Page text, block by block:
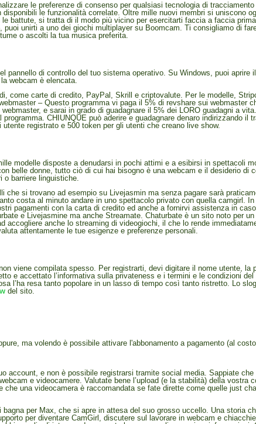
le preferenze di consenso per qualsiasi tecnologia di
le funzionalità correlate. Oltre mille nuovi membri si uniscono
battute, si tratta di il modo più vicino per esercitarti faccia a faccia
unirti a uno dei giochi multiplayer su Boomcam. Ti consigliamo di
o ascolti la tua musica preferita.
pannello di controllo del tuo sistema operativo. Su Windows, puoi
webcam è elencata.
come carte di credito, PayPal, Skrill e criptovalute. Per le modelle,
– Questo programma vi paga il 5% di revshare sui
e sarai in grado di guadagnare il 5% dei LORO guadagni a
CHIUNQUE può aderire e guadagnare denaro indirizzando
registrato e 500 token per gli utenti che creano live show.
modelle disposte a denudarsi in pochi attimi e a esibirsi in spettacoli
belle donne, tutto ciò di cui hai bisogno è una webcam e il desiderio di
o barriere linguistiche.
che si trovano ad esempio su Livejasmin ma senza pagare sarà
costa al minuto andare in uno spettacolo privato con quella camgirl.
pagamenti con la carta di credito ed anche a fornirvi assistenza in
e Livejasmine ma anche Streamate. Chaturbate è un sito noto per
accogliere anche lo streaming di videogiochi, il che lo rende
attentamente le tue esigenze e preferenze personali.
viene compilata spesso. Per registrarti, devi digitare il nome utente,
e accettato l’informativa sulla privateness e i termini e le condizioni
l’ha resa tanto popolare in un lasso di tempo così tanto ristretto. Lo
del sito.
ma volendo è possibile attivare l'abbonamento a pagamento (al
account, e non è possibile registrarsi tramite social media. Sappiate
e videocamere. Valutate bene l’upload (e la stabilità) della
una videocamera è raccomandata se fate dirette come quelle just
per Max, che si apre in attesa del suo grosso uccello. Una storia
per diventare CamGirl, discutere sul lavorare in webcam e